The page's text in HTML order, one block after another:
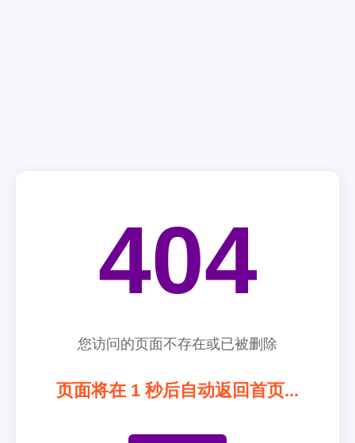
404
您访问的页面不存在或已被删除
页面将在 1 秒后自动返回首页...